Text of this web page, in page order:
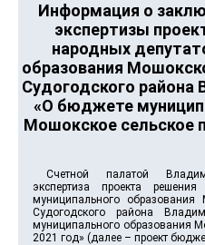
Информация о
экспертизы
народных
образования
Судогодского района
«О бюджете
Мошокское сельское
Счетной палатой
экспертиза проекта
муниципального образования
Судогодского района
муниципального образования
2021 год» (далее – проект